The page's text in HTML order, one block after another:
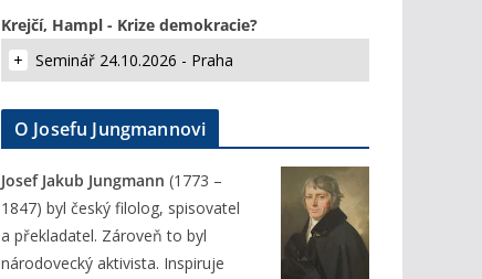
Krejčí, Hampl - Krize demokracie?
Seminář 24.10.2026 - Praha
O Josefu Jungmannovi
Josef Jakub Jungmann (1773 –
1847) byl český filolog, spisovatel
a překladatel. Zároveň to byl
národovecký aktivista. Inspiruje